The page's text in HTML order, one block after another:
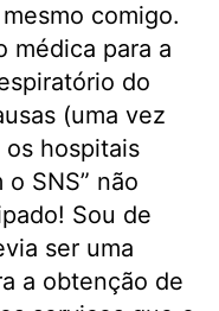
comigo.
médica para a
do
(uma vez
hospitais
SNS” não
Sou de
ser uma
a obtenção de